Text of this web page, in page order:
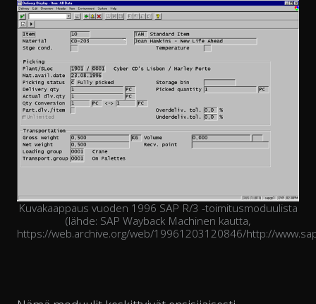
Kuvakaappaus vuoden 1996 SAP R/3 -toimitusmoduulista
(lähde: SAP Wayback Machinen kautta,
https://web.archive.org/web/19961203120846/http://